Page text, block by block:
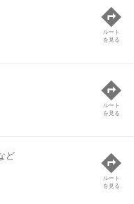
ルート
を見る
ルート
を見る
ど
ルート
を見る